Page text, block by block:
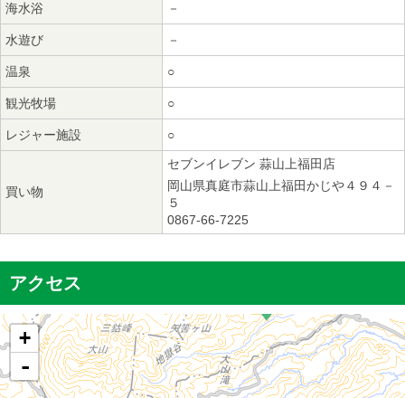
海水浴 －
水遊び －
温泉 ○
観光牧場 ○
レジャー施設 ○
買い物
セブンイレブン 蒜山上福田店
岡山県真庭市蒜山上福田かじや４９４－
５
0867-66-7225
アクセス
+
-